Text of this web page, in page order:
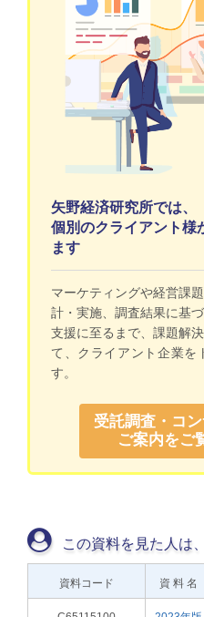
矢野経済研究所では、
個別のクライアント様
ます
マーケティングや経営課
計・実施、調査結果に基
支援に至るまで、課題解
て、クライアント企業を
す。
受託調査・コ
ご案内をご
この資料を見た人は
資料コード 資 料 名